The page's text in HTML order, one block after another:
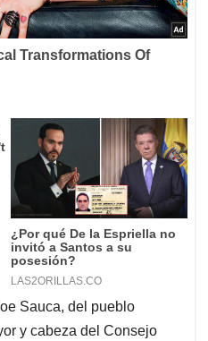
Sauca, del pueblo
y cabeza del Consejo